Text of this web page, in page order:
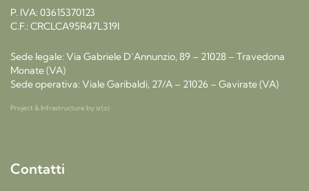
P. IVA: 03615370123
C.F.: CRCLCA95R47L319I
Sede legale: Via Gabriele D’Annunzio, 89 – 21028 – Travedona
Monate (VA)
Sede operativa: Viale Garibaldi, 27/A – 21026 – Gavirate (VA)
Project & Infrastructure by sr(o)
Contatti